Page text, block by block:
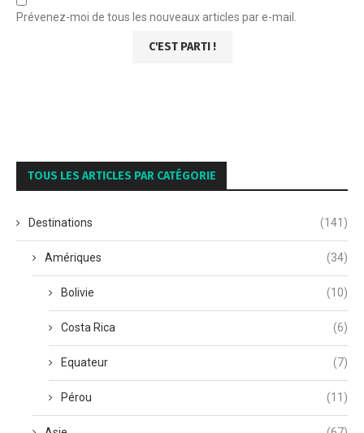
Prévenez-moi de tous les nouveaux articles par e-mail.
TOUS LES ARTICLES PAR CATÉGORIE
Destinations (141)
Amériques (34)
Bolivie (10)
Costa Rica (6)
Equateur (7)
Pérou (11)